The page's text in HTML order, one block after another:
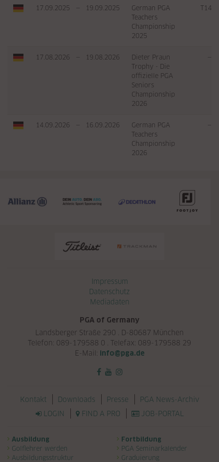
17.09.2025 — 19.09.2025
German PGA
Teachers
Championship
2025
T14
17.08.2026 — 19.08.2026
Dieter Praun
Trophy - Die
offizielle PGA
Seniors
Championship
2026
—
14.09.2026 — 16.09.2026
German PGA
Teachers
Championship
2026
—
Impressum
Datenschutz
Mediadaten
PGA of Germany
Landsberger Straße 290 . D-80687 München
Telefon: 089-179588 0 . Telefax: 089-179588 29
E-Mail:
info@pga.de
Navigation überspringen
Kontakt Downloads Presse
PGA News-Archiv
LOGIN
FIND A PRO JOB-PORTAL
Navigation überspringen
Ausbildung
Golflehrer werden
Ausbildungsstruktur
Fortbildung
PGA Seminarkalender
Graduierung